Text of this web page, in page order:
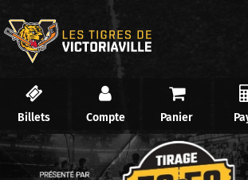
Billets Compte Panier